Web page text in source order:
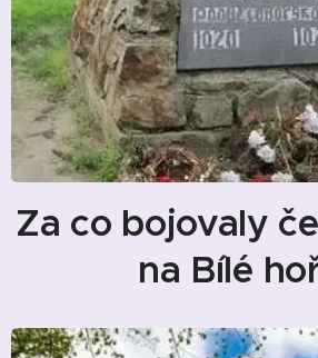
Za co bojovaly
na Bílé